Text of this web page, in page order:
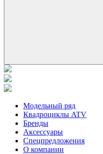
Модельный ряд
Квадроциклы ATV
Бренды
Аксессуары
Спецпредложения
О компании